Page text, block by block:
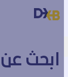
ابحث عن حالة رحلتك
ابحث